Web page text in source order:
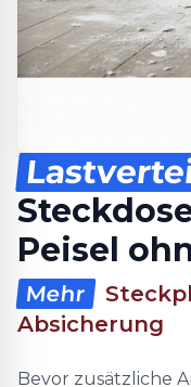
Peisel
Mehr
Absicherung
Bevor zusätzliche